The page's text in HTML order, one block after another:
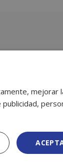
mejorar